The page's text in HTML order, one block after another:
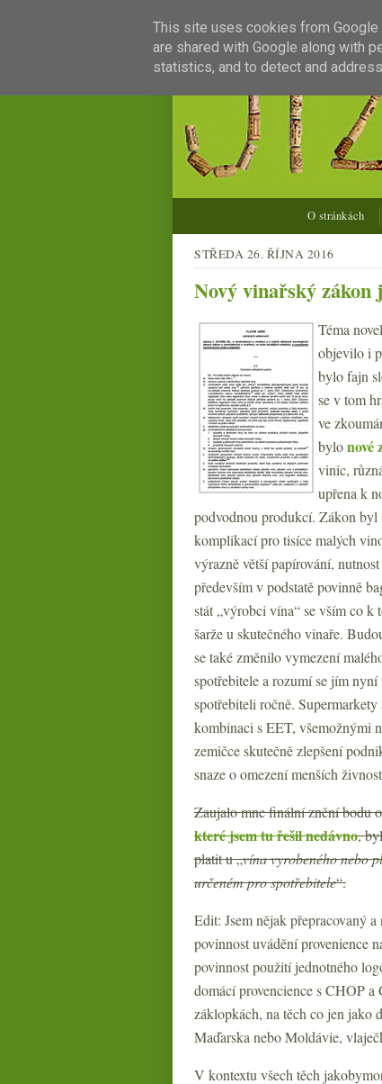
O stránkách
STŘEDA 26. ŘÍJNA 2016
Nový vinařský
Téma
objevilo i
bylo fajn
se v tom
ve
bylonové
vinic,
upřena k
podvodnou produkcí. Zákon byl
komplikací pro tisíce malých
výrazně větší papírování,
především v podstatě povinně
stát „výrobci vína“ se vším co k
šarže u skutečného vinaře.
se také změnilo vymezení
spotřebitele a rozumí se jím
spotřebiteli ročně.
kombinaci s EET, všemožnými
zemičce skutečně zlepšení
snaze o omezení menších
Zaujalo mne finální znění bodu
které jsem tu řešil nedávno,
platit u „vína vyrobeného nebo
určeném pro spotřebitele“.
Edit: Jsem nějak přepracovaný
povinnost uvádění provenience
povinnost použití jednotného
domácí provencience s CHOP
záklopkách, na těch co jen jako
Maďarska nebo Moldávie,
V kontextu všech těch
This site uses cookies from
are shared with Google along with
statistics, and to detect and